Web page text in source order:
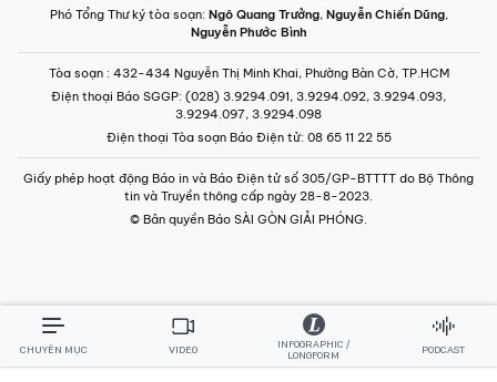
Phó Tổng Thư ký tòa soạn: Ngô Quang Trưởng, Nguyễn Chiến Dũng,
Nguyễn Phước Bình
Tòa soạn : 432-434 Nguyễn Thị Minh Khai, Phường Bàn Cờ, TP.HCM
Điện thoại Báo SGGP: (028) 3.9294.091, 3.9294.092, 3.9294.093,
3.9294.097, 3.9294.098
Điện thoại Tòa soạn Báo Điện tử: 08 65 11 22 55
Giấy phép hoạt động Báo in và Báo Điện tử số 305/GP-BTTTT do Bộ Thông
tin và Truyền thông cấp ngày 28-8-2023.
© Bản quyền Báo SÀI GÒN GIẢI PHÓNG.
CHUYÊN MỤC VIDEO
INFOGRAPHIC /
LONGFORM
PODCAST